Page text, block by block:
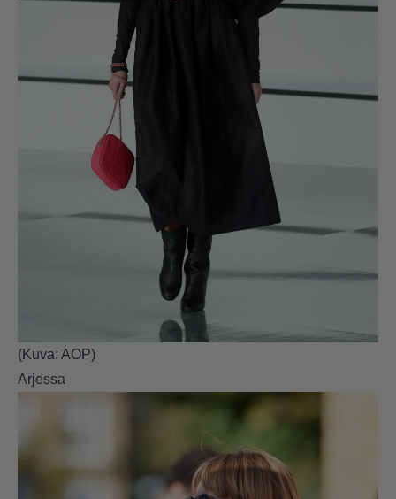
(Kuva: AOP)
Arjessa